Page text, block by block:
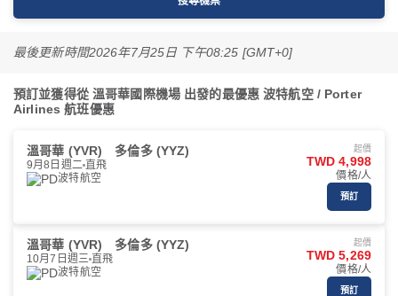
最後更新時間2026年7月25日 下午08:25 [GMT+0]
預訂並獲得從 溫哥華國際機場 出發的最優惠 波特航空 / Porter
Airlines 航班優惠
溫哥華 (YVR) 多倫多 (YYZ)
9月8日週二 直飛
波特航空
起價
TWD 4,998
價格/人
預訂
溫哥華 (YVR) 多倫多 (YYZ)
10月7日週三 直飛
波特航空
起價
TWD 5,269
價格/人
預訂